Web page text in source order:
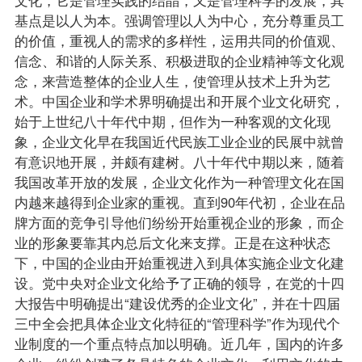
基点是以人为本。强调管理以人为中心，充分尊重员工
的价值，重视人的需求的多样性，运用共同的价值观、
信念、和谐的人际关系、积极进取的企业精神等文化观
念，来营造整体的企业人生，使管理从技术上升为艺
术。中国企业和学术界明确提出和开展个业文化研究，
始于上世纪八十年代中期，但作为一种客观的文化现
象，企业文化早在我国近代民族工业企业的民展中就曾
有意识地开展，并颇有建树。八十年代中期以来，随着
我国改革开放的发展，企业文化作为一种管理文化在国
内越来越得到企业家的重视。直到90年代初，企业在品
牌方面的竞争引导他们纷纷开始重视企业的形象，而企
业的形象要靠其内总后文化来支撑。正是在这种状态
下，中国的企业由开始重视进入到具体实施企业文化建
设。党中央对企业文化给予了正确的领导，在党的十四
大报告中明确提出“建设优秀的企业文化”，并在十四届
三中全会把具体企业文化特征的“管理科学”作为现代个
业制度的一个重点特点加以明确。近几年，国内的许多